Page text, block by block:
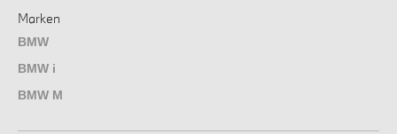
Marken
BMW
BMW i
BMW M